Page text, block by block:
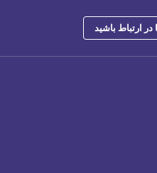
در ارتباط باشید